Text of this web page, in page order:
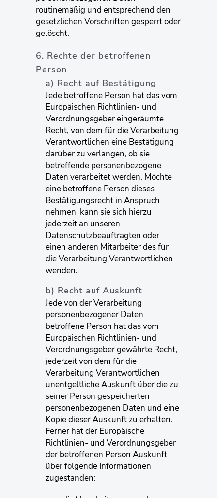
routinemäßig und entsprechend den
gesetzlichen Vorschriften gesperrt oder
gelöscht.
6. Rechte der betroffenen
Person
a) Recht auf Bestätigung
Jede betroffene Person hat das vom
Europäischen Richtlinien- und
Verordnungsgeber eingeräumte
Recht, von dem für die Verarbeitung
Verantwortlichen eine Bestätigung
darüber zu verlangen, ob sie
betreffende personenbezogene
Daten verarbeitet werden. Möchte
eine betroffene Person dieses
Bestätigungsrecht in Anspruch
nehmen, kann sie sich hierzu
jederzeit an unseren
Datenschutzbeauftragten oder
einen anderen Mitarbeiter des für
die Verarbeitung Verantwortlichen
wenden.
b) Recht auf Auskunft
Jede von der Verarbeitung
personenbezogener Daten
betroffene Person hat das vom
Europäischen Richtlinien- und
Verordnungsgeber gewährte Recht,
jederzeit von dem für die
Verarbeitung Verantwortlichen
unentgeltliche Auskunft über die zu
seiner Person gespeicherten
personenbezogenen Daten und eine
Kopie dieser Auskunft zu erhalten.
Ferner hat der Europäische
Richtlinien- und Verordnungsgeber
der betroffenen Person Auskunft
über folgende Informationen
zugestanden: